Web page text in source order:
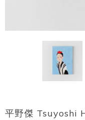
平野傑 Tsuyoshi